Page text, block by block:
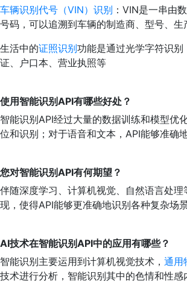
车辆识别代号（VIN）识别 ：VIN是一串由
号码，可以追溯到车辆的制造商、型号、
生活中的证照识别功能是通过光学字符识
证、户口本、营业执照等
使用智能识别API有哪些好处？
智能识别API经过大量的数据训练和模型优
位和识别；对于语音和文本，API能够准确
您对智能识别API有何期望？
伴随深度学习、计算机视觉、自然语言处
现，使得API能够更准确地识别各种复杂场景
AI技术在智能识别API中的应用有哪些？
智能识别主要运用到计算机视觉技术， 通用
技术进行分析，智能识别其中的色情和性